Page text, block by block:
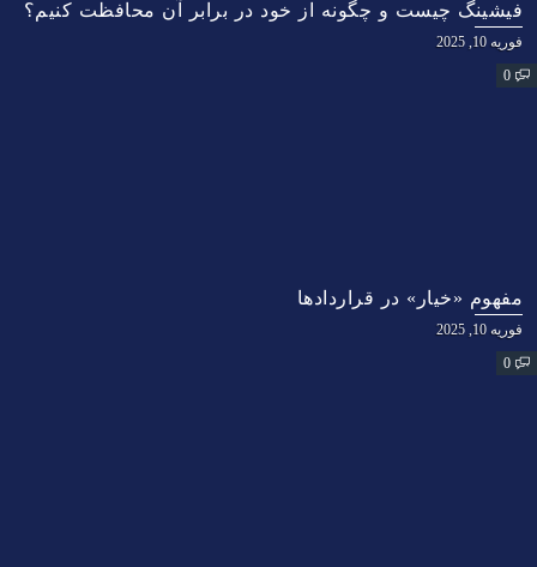
فیشینگ چیست و چگونه از خود در برابر آن محافظت کنیم؟
فوریه 10, 2025
0
مفهوم «خیار» در قراردادها
فوریه 10, 2025
0